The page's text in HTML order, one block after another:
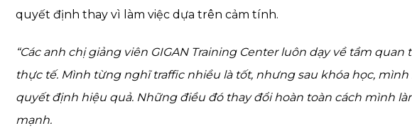
quyết định thay vì làm việc dựa trên cảm tính.
“Các anh chị giảng viên GIGAN Training Center luôn dạy về tầm
thực tế. Mình từng nghĩ traffic nhiều là tốt, nhưng sau khóa học,
quyết định hiệu quả. Những điều đó thay đổi hoàn toàn cách mình
mạnh.